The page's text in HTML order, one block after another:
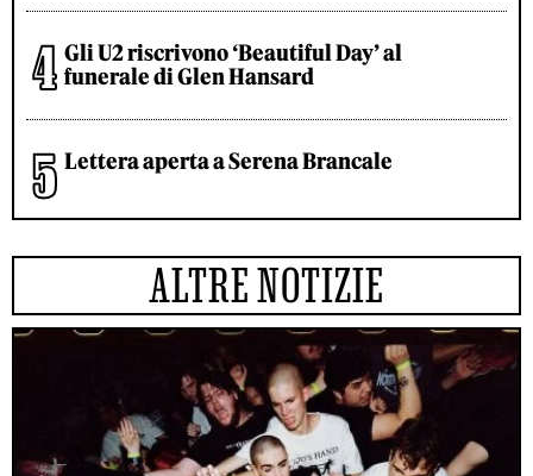
Gli U2 riscrivono ‘Beautiful Day’ al
funerale di Glen Hansard
Lettera aperta a Serena Brancale
ALTRE NOTIZIE